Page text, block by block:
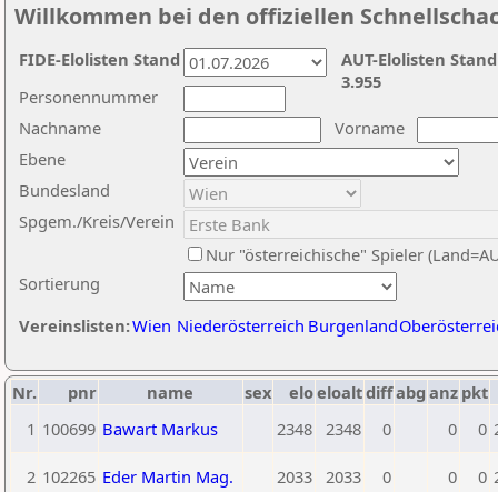
Willkommen bei den offiziellen
Nachname
Vorname
Ebene
Sortierung
Personennummer
Bundesland
Spgem./Kreis/Verein
Nur "österreichische" Spieler
Vereinslisten:Wien Niederösterreich Burgenland
AUT-Elolisten
3.955
FIDE-Elolisten Stand
Nr. pnr name sex eloeloaltdiffabg anz pkt
1 100699 Bawart Markus 2348 2348 0 0 0
2 102265 Eder Martin Mag. 2033 2033 0 0 0